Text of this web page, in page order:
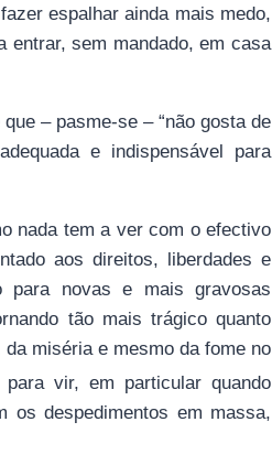
espalhar ainda mais medo,
entrar, sem mandado, em casa
– pasme-se – “não gosta de
e indispensável para
nada tem a ver com o efectivo
aos direitos, liberdades e
para novas e mais gravosas
tão mais trágico quanto
miséria e mesmo da fome no
vir, em particular quando
os despedimentos em massa,